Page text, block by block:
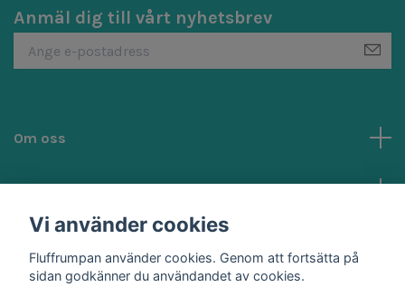
Anmäl dig till vårt nyhetsbrev
Om oss
Kundtjänst
Vi använder cookies
Fluffrumpan använder cookies. Genom att fortsätta på
sidan godkänner du användandet av cookies.